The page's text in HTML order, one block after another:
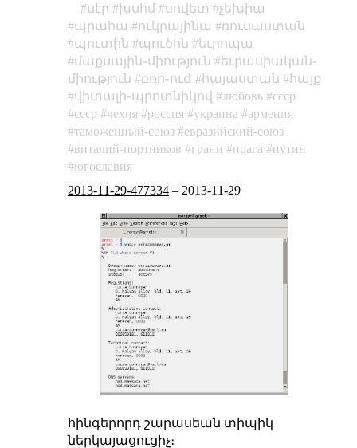
սէր խսհմ սովետ
չեխիա
պրահա
ուկրայինա
ռուսաստան
պուտին
պուծին
եւրոպա
մաքսային֊միություն
եւրասիական֊
միություն
բռի֊ուժ հայաստան
հայք
վիտալի֊պրոտնիկով
любовь
cccp
ссср
чехия россия украина
армения
таможенный-союз
евразийский-союз
виталий-портников
грани прага
путин
югославия
2013-11-29-477334– 2013-11-29
հինգերորդ շարասեան տիպիկ
ներկայացուցիչ։